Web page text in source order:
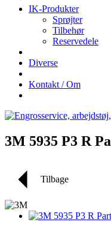
IK-Produkter
Sprøjter
Tilbehør
Reservedele
Diverse
Kontakt / Om
3M 5935 P3 R
Tilbage